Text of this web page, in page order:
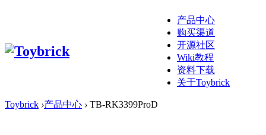
产品中心
购买渠道
开源社区
Wiki教程
资料下载
关于Toybrick
Toybrick ›产品中心 › TB-RK3399ProD